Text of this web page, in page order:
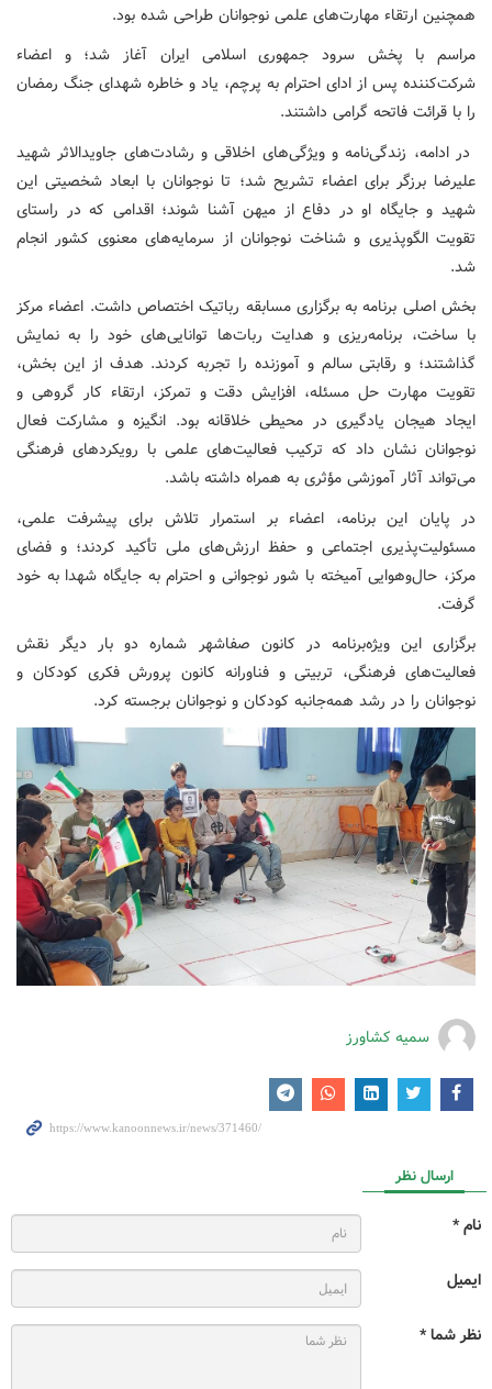
همچنین ارتقاء مهارت‌های علمی نوجوانان طراحی شده بود.
مراسم با پخش سرود جمهوری اسلامی ایران آغاز شد؛ و اعضاء
شرکت‌کننده پس از ادای احترام به پرچم، یاد و خاطره شهدای جنگ رمضان
را با قرائت فاتحه گرامی داشتند.
در ادامه، زندگی‌نامه و ویژگی‌های اخلاقی و رشادت‌های جاویدالاثر شهید
علیرضا برزگر برای اعضاء تشریح شد؛ تا نوجوانان با ابعاد شخصیتی این
شهید و جایگاه او در دفاع از میهن آشنا شوند؛ اقدامی که در راستای
تقویت الگوپذیری و شناخت نوجوانان از سرمایه‌های معنوی کشور انجام
شد.
بخش اصلی برنامه به برگزاری مسابقه رباتیک اختصاص داشت. اعضاء مرکز
با ساخت، برنامه‌ریزی و هدایت ربات‌ها توانایی‌های خود را به نمایش
گذاشتند؛ و رقابتی سالم و آموزنده را تجربه کردند. هدف از این بخش،
تقویت مهارت حل مسئله، افزایش دقت و تمرکز، ارتقاء کار گروهی و
ایجاد هیجان یادگیری در محیطی خلاقانه بود. انگیزه و مشارکت فعال
نوجوانان نشان داد که ترکیب فعالیت‌های علمی با رویکردهای فرهنگی
می‌تواند آثار آموزشی مؤثری به همراه داشته باشد.
در پایان این برنامه، اعضاء بر استمرار تلاش برای پیشرفت علمی،
مسئولیت‌پذیری اجتماعی و حفظ ارزش‌های ملی تأکید کردند؛ و فضای
مرکز، حال‌وهوایی آمیخته با شور نوجوانی و احترام به جایگاه شهدا به خود
گرفت.
برگزاری این ویژه‌برنامه در کانون صفاشهر شماره دو بار دیگر نقش
فعالیت‌های فرهنگی، تربیتی و فناورانه کانون پرورش فکری کودکان و
نوجوانان را در رشد همه‌جانبه کودکان و نوجوانان برجسته کرد.
سمیه کشاورز
ارسال نظر
نام *
ایمیل
نظر شما *